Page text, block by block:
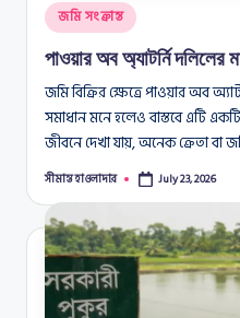
Posted
in
জমি সংক্রান্ত
পাওয়ার অব অ্যাটর্নি দলিলের
জমি বিক্রির ক্ষেত্রে পাওয়ার অব
সমাধান মনে হলেও বাস্তবে এটি
জীবনে দেখা যায়, অনেক ক্রেতা বা
Posted
সীমান্ত হাওলাদার July 23, 2026